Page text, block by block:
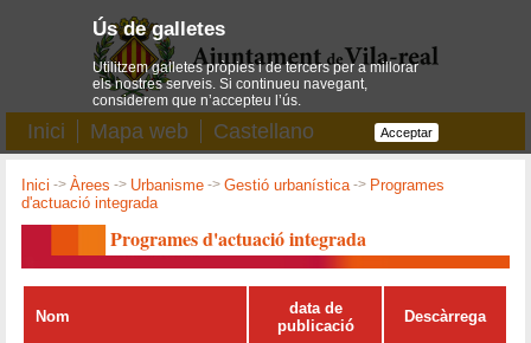
Inici Mapa web Castellano
Inici ->Àrees -> Urbanisme ->Gestió urbanística-> Programes
d'actuació integrada
Programes d'actuació integrada
Nom
data de
publicació
Descàrrega
Ús de galletes
Utilitzem galletes pròpies i de tercers per a millorar
els nostres serveis. Si continueu navegant,
considerem que n’accepteu l’ús.
Acceptar